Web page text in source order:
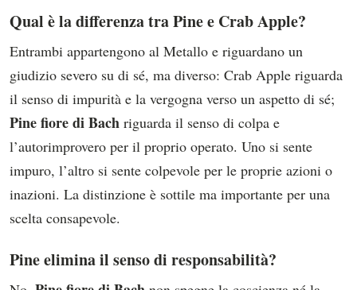
Qual è la differenza tra Pine e Crab Apple?
Entrambi appartengono al Metallo e riguardano un
giudizio severo su di sé, ma diverso: Crab Apple riguarda
il senso di impurità e la vergogna verso un aspetto di sé;
Pine fiore di Bach riguarda il senso di colpa e
l’autorimprovero per il proprio operato. Uno si sente
impuro, l’altro si sente colpevole per le proprie azioni o
inazioni. La distinzione è sottile ma importante per una
scelta consapevole.
Pine elimina il senso di responsabilità?